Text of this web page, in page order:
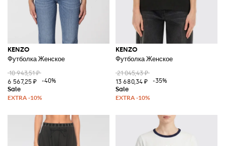
KENZO
Футболка Женское
10 943,51 ₽
6 567,25 ₽
-40%
KENZO
Футболка Женское
21 045,43 ₽
13 680,34 ₽
-35%